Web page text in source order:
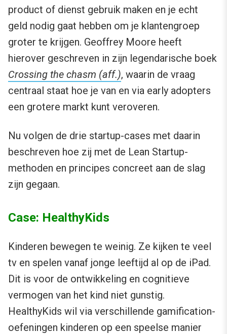
product of dienst gebruik maken en je echt
geld nodig gaat hebben om je klantengroep
groter te krijgen. Geoffrey Moore heeft
hierover geschreven in zijn legendarische boek
Crossing the chasm (aff.), waarin de vraag
centraal staat hoe je van en via early adopters
een grotere markt kunt veroveren.
Nu volgen de drie startup-cases met daarin
beschreven hoe zij met de Lean Startup-
methoden en principes concreet aan de slag
zijn gegaan.
Case: HealthyKids
Kinderen bewegen te weinig. Ze kijken te veel
tv en spelen vanaf jonge leeftijd al op de iPad.
Dit is voor de ontwikkeling en cognitieve
vermogen van het kind niet gunstig.
HealthyKids wil via verschillende gamification-
oefeningen kinderen op een speelse manier